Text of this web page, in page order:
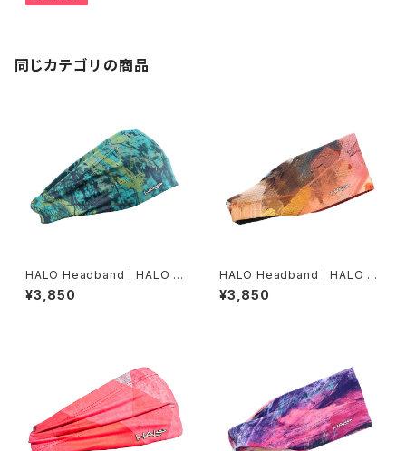
同じカテゴリの商品
HALO Headband｜HALO バ
ンディット JP（Movas）
¥3,850
HALO Headband｜HALO バ
ンディット JP（Air modern oi
l）
¥3,850